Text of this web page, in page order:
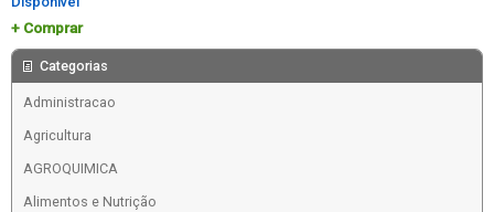
Comprar
Categorias
Administracao
Agricultura
AGROQUIMICA
Alimentos e Nutrição